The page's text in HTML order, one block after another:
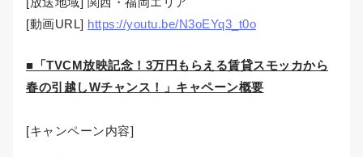
[動画URL] https://youtu.be/N3oEYq3_t0o
■「TVCM放映記念！3万円もらえる賃貸スモッカから
春の引越しWチャンス！」キャペーン概要
[キャンペーン内容]